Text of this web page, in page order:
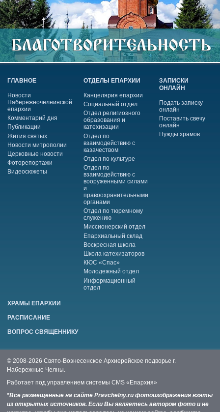
ГЛАВНОЕ
Новости
Набережночелнинской
епархии
Комментарий дня
Публикации
Жития святых
Новости митрополии
Церковные новости
Фоторепортажи
Видеосюжеты
ОТДЕЛЫ ЕПАРХИИ
Канцелярия епархии
Социальный отдел
Отдел религиозного
образования и
катехизации
Отдел по
взаимодействию с
казачеством
Отдел по культуре
Отдел по
взаимодействию с
вооруженными силами
и
правоохранительными
органами
Отдел по тюремному
служению
Миссионерский отдел
Епархиальный склад
Воскресная школа
Школа катехизаторов
КЮС «Спас»
Молодежный отдел
Информационный
отдел
ЗАПИСКИ
ОНЛАЙН
Подать записку
онлайн
Поставить свечу
онлайн
Нужды храмов
ХРАМЫ ЕПАРХИИ
РАСПИСАНИЕ
ВОПРОС СВЯЩЕННИКУ
© 2008-2026 Свято-Вознесенское Архиерейское подворье г.
Набережные Челны.
Работает под управлением системы CMS «Епархия»
*Все размещенные на сайте Pravchelny.ru фотоизображения взяты
из открытых источников. Если Вы являетесь автором фото и не